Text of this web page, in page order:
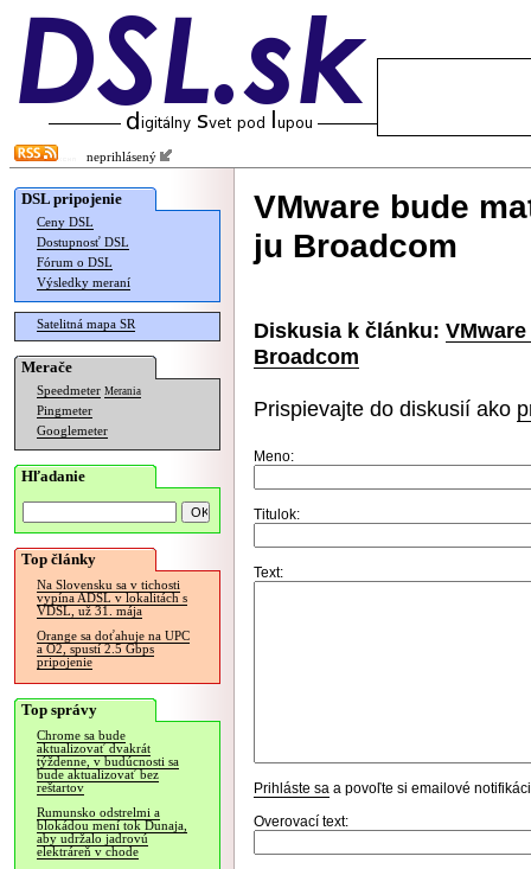
neprihlásený
DSL pripojenie
Ceny DSL
Dostupnosť DSL
Fórum o DSL
Výsledky meraní
Satelitná mapa SR
Merače
Speedmeter Merania
Pingmeter
Googlemeter
Hľadanie
Top články
Na Slovensku sa v tichosti
vypína ADSL v lokalitách s
VDSL, už 31. mája
Orange sa doťahuje na UPC
a O2, spustí 2.5 Gbps
pripojenie
Top správy
Chrome sa bude
aktualizovať dvakrát
týždenne, v budúcnosti sa
bude aktualizovať bez
reštartov
Rumunsko odstrelmi a
blokádou mení tok Dunaja,
aby udržalo jadrovú
elektráreň v chode
VMware bude
ju Broadcom
Diskusia k článku:
Broadcom
Prispievajte do diskusií ako
Meno:
Titulok:
Text:
Prihláste sa a povoľte si emailové
Overovací text: